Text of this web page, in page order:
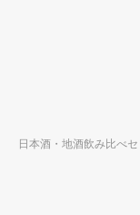
日本酒・地酒飲み比べ